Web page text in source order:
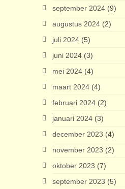
september 2024(9)
augustus 2024(2)
juli 2024(5)
juni 2024(3)
mei 2024(4)
maart 2024(4)
februari 2024(2)
januari 2024(3)
december 2023 (4)
november 2023 (2)
oktober 2023 (7)
september 2023 (5)